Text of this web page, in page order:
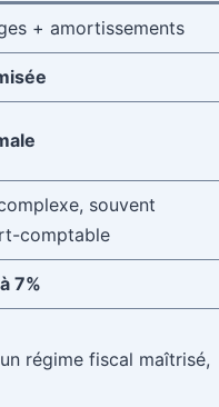
+ amortissements
souvent
comptable
7%
régime fiscal maîtrisé,